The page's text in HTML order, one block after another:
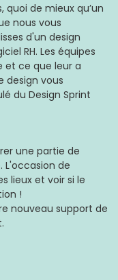
quoi de mieux qu’un
nous vous
d'un design
RH. Les équipes
et ce que leur a
design vous
du Design Sprint
une partie de
L'occasion de
lieux et voir si le
!
nouveau support de